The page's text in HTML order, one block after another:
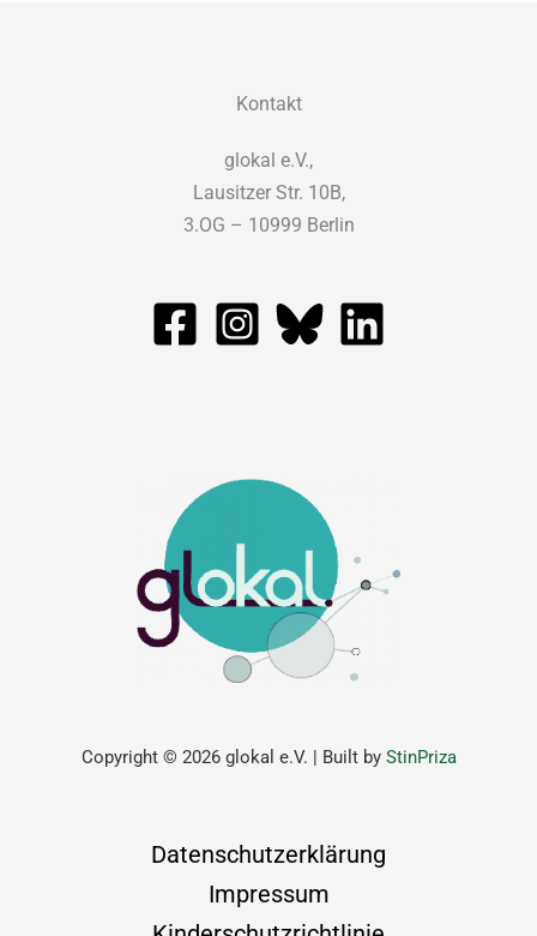
Copyright © 2026 glokal e.V. | Built by StinPriza
Datenschutzerklärung
Impressum
Kontakt
glokal e.V.,
Lausitzer Str. 10B,
3.OG – 10999 Berlin